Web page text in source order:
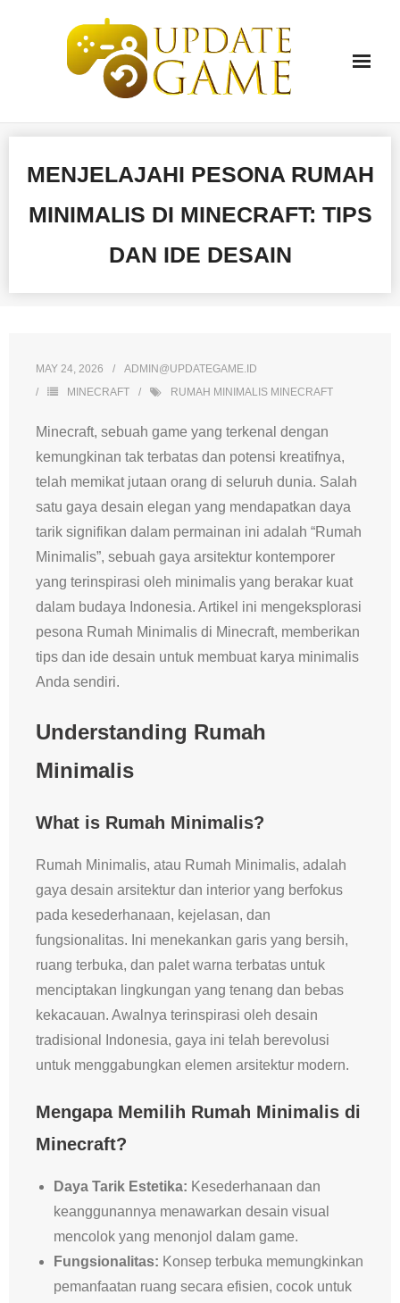
MENJELAJAHI PESONA RUMAH
MINIMALIS DI MINECRAFT: TIPS
DAN IDE DESAIN
MAY 24, 2026
ADMIN@UPDATEGAME.ID
MINECRAFT
RUMAH MINIMALIS MINECRAFT
Minecraft, sebuah game yang terkenal dengan
kemungkinan tak terbatas dan potensi kreatifnya,
telah memikat jutaan orang di seluruh dunia. Salah
satu gaya desain elegan yang mendapatkan daya
tarik signifikan dalam permainan ini adalah “Rumah
Minimalis”, sebuah gaya arsitektur kontemporer
yang terinspirasi oleh minimalis yang berakar kuat
dalam budaya Indonesia. Artikel ini mengeksplorasi
pesona Rumah Minimalis di Minecraft, memberikan
tips dan ide desain untuk membuat karya minimalis
Anda sendiri.
Understanding Rumah
Minimalis
What is Rumah Minimalis?
Rumah Minimalis, atau Rumah Minimalis, adalah
gaya desain arsitektur dan interior yang berfokus
pada kesederhanaan, kejelasan, dan
fungsionalitas. Ini menekankan garis yang bersih,
ruang terbuka, dan palet warna terbatas untuk
menciptakan lingkungan yang tenang dan bebas
kekacauan. Awalnya terinspirasi oleh desain
tradisional Indonesia, gaya ini telah berevolusi
untuk menggabungkan elemen arsitektur modern.
Mengapa Memilih Rumah Minimalis di
Minecraft?
Daya Tarik Estetika: Kesederhanaan dan
keanggunannya menawarkan desain visual
mencolok yang menonjol dalam game.
Fungsionalitas: Konsep terbuka memungkinkan
pemanfaatan ruang secara efisien, cocok untuk